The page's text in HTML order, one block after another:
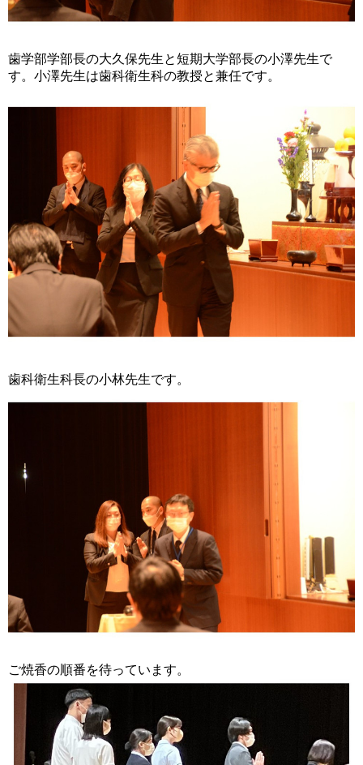
歯学部学部長の大久保先生と短期大学部長の小澤先生で
す。小澤先生は歯科衛生科の教授と兼任です。
歯科衛生科長の小林先生です。
ご焼香の順番を待っています。